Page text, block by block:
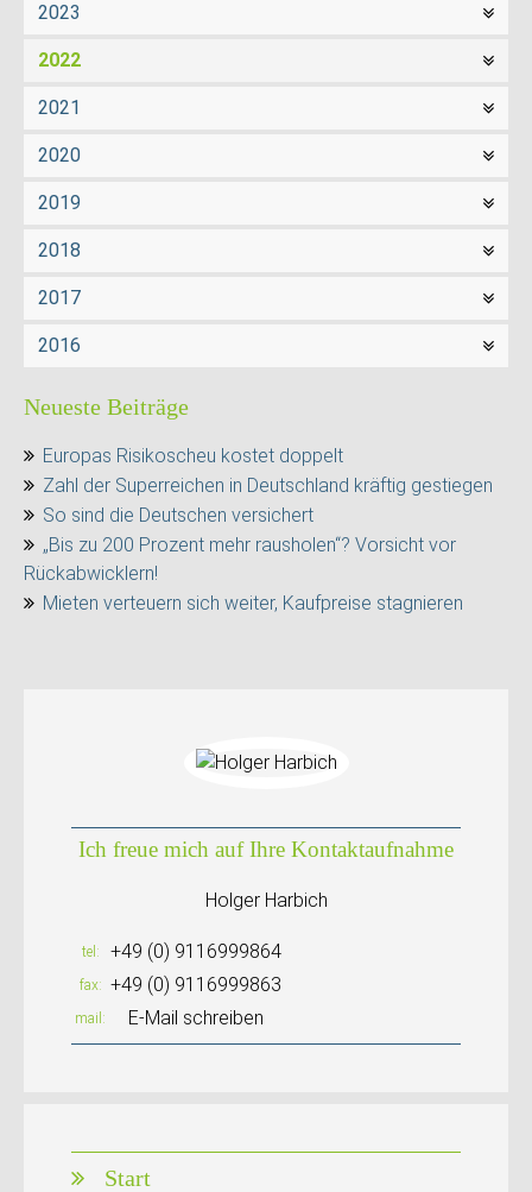
2023
2022
2021
2020
2019
2018
2017
2016
Neueste Beiträge
Europas Risikoscheu kostet doppelt
Zahl der Superreichen in Deutschland kräftig gestiegen
So sind die Deutschen versichert
„Bis zu 200 Prozent mehr rausholen“? Vorsicht vor
Rückabwicklern!
Mieten verteuern sich weiter, Kaufpreise stagnieren
Ich freue mich auf Ihre Kontaktaufnahme
Holger Harbich
tel +49 (0) 9116999864
fax +49 (0) 9116999863
mail E-Mail schreiben
Start